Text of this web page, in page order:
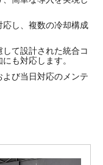
し、複数の冷却構成
て設計された統合コ
も対応します。
よび当日対応のメンテ